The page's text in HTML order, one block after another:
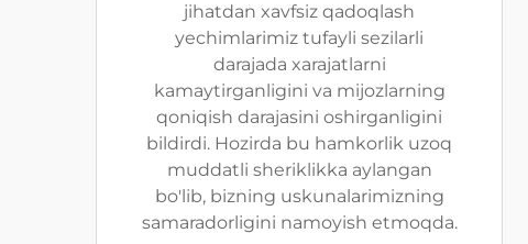
jihatdan xavfsiz qadoqlash
yechimlarimiz tufayli sezilarli
darajada xarajatlarni
kamaytirganligini va mijozlarning
qoniqish darajasini oshirganligini
bildirdi. Hozirda bu hamkorlik uzoq
muddatli sheriklikka aylangan
bo'lib, bizning uskunalarimizning
samaradorligini namoyish etmoqda.